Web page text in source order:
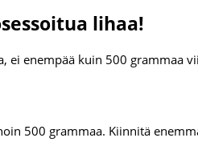
lihaa!
ei enempää kuin 500 grammaa
500 grammaa. Kiinnitä